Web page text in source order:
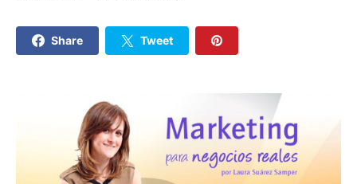
Share Tweet